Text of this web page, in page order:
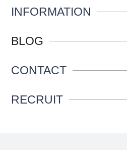
INFORMATION
BLOG
CONTACT
RECRUIT